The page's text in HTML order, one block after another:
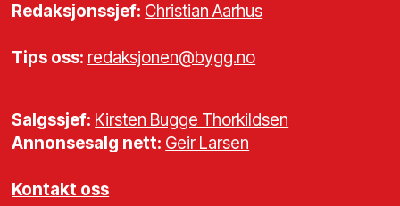
Redaksjonssjef: Christian Aarhus
Tips oss: redaksjonen@bygg.no
Salgssjef: Kirsten Bugge Thorkildsen
Annonsesalg nett: Geir Larsen
Kontakt oss